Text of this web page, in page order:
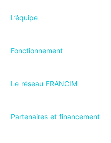
L’équipe
Fonctionnement
Le réseau FRANCIM
Partenaires et financement